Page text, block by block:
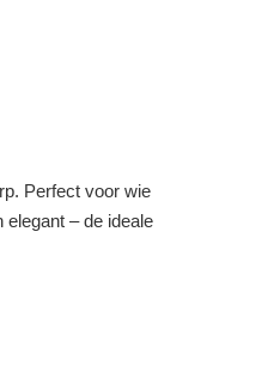
Perfect voor wie
elegant – de ideale